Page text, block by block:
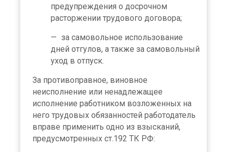
предупреждения о досрочном
расторжении трудового договора;
за самовольное использование
дней отгулов, а также за самовольный
уход в отпуск.
За противоправное, виновное
неисполнение или ненадлежащее
исполнение работником возложенных на
него трудовых обязанностей работодатель
вправе применить одно из взысканий,
предусмотренных ст.192 ТК РФ: